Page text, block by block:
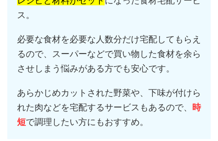
ス。
必要な食材を必要な人数分だけ宅配してもらえ
るので、スーパーなどで買い物した食材を余ら
させしまう悩みがある方でも安心です。
あらかじめカットされた野菜や、下味が付けら
れた肉などを宅配するサービスもあるので、
時
短で調理したい方にもおすすめ。